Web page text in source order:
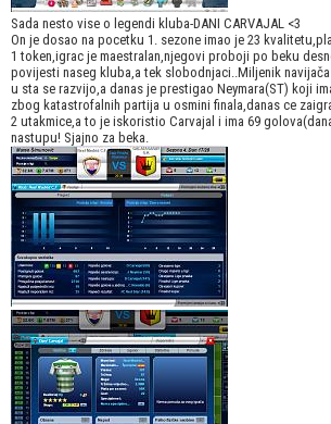
Sada nesto vise o legendi kluba-DANI CARVAJAL <3
On je dosao na pocetku 1. sezone imao je 23
1 token,igrac je maestralan,njegovi proboji po beku
povijesti naseg kluba,a tek slobodnjaci..Miljenik
u sta se razvijo,a danas je prestigao Neymara(ST) koji
zbog katastrofalnih partija u osmini finala,danas ce
2 utakmice,a to je iskoristio Carvajal i ima 69
nastupu! Sjajno za beka.